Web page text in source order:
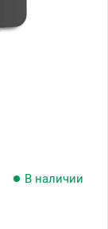
В наличии